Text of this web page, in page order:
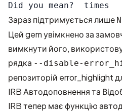
Зараз підтримується лише
Цей gem увімкнено за
вимкнути його,
рядка --disable-
репозиторій error_highlight
IRB Автодоповнення та
IRB тепер має функцію